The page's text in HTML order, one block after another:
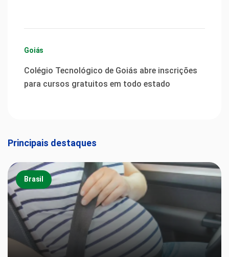
Goiás
Colégio Tecnológico de Goiás abre inscrições
para cursos gratuitos em todo estado
Principais destaques
Brasil